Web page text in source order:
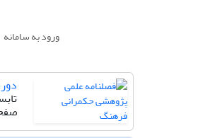
ورود به سامانه
دوره 14،